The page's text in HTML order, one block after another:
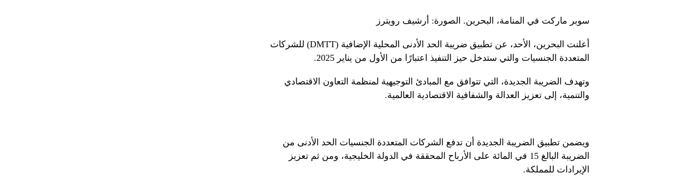
سوبر ماركت في المنامة، البحرين. الصورة: أرشيف رويترز
أعلنت البحرين، الأحد، عن تطبيق ضريبة الحد الأدنى المحلية الإضافية (DMTT) للشركات
المتعددة الجنسيات والتي ستدخل حيز التنفيذ اعتبارًا من الأول من يناير 2025.
وتهدف الضريبة الجديدة، التي تتوافق مع المبادئ التوجيهية لمنظمة التعاون الاقتصادي
والتنمية، إلى تعزيز العدالة والشفافية الاقتصادية العالمية.
ويضمن تطبيق الضريبة الجديدة أن تدفع الشركات المتعددة الجنسيات الحد الأدنى من
الضريبة البالغ 15 في المائة على الأرباح المحققة في الدولة الخليجية، ومن ثم تعزيز
الإيرادات للمملكة.